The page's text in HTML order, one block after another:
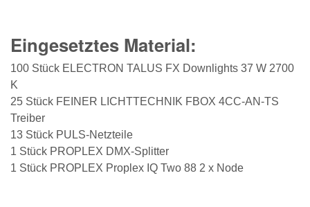
Eingesetztes Material:
100 Stück ELECTRON TALUS FX Downlights 37 W 2700
K
25 Stück FEINER LICHTTECHNIK FBOX 4CC-AN-TS
Treiber
13 Stück PULS-Netzteile
1 Stück PROPLEX DMX-Splitter
1 Stück PROPLEX Proplex IQ Two 88 2 x Node